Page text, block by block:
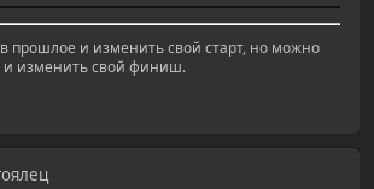
прошлое и изменить свой старт, но можно
и изменить свой финиш.